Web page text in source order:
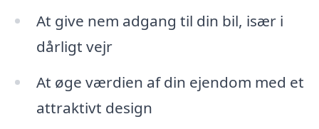
At give nem adgang til din bil, især i
dårligt vejr
At øge værdien af din ejendom med et
attraktivt design